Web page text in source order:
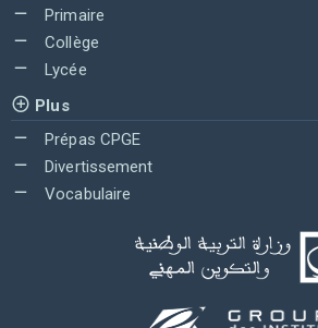
Primaire
Collège
Lycée
Plus
Prépas CPGE
Divertissement
Vocabulaire